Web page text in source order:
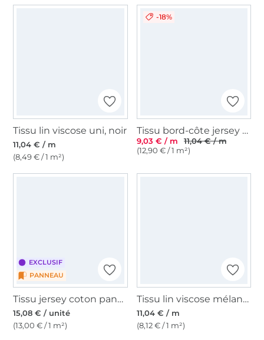
Tissu lin viscose uni, noir
11,04 € / m
(8,49 € / 1 m²)
-18%
Tissu bord-côte jersey tubulaire Emma, blanc cassé
9,03 € / m
11,04 € / m
(12,90 € / 1 m²)
EXCLUSIF
PANNEAU
Tissu jersey coton panneau Papillons joyeux Malomi, 145 x 80cm, bleu foncé
15,08 € / unité
(13,00 € / 1 m²)
Tissu lin viscose mélange, noir
11,04 € / m
(8,12 € / 1 m²)